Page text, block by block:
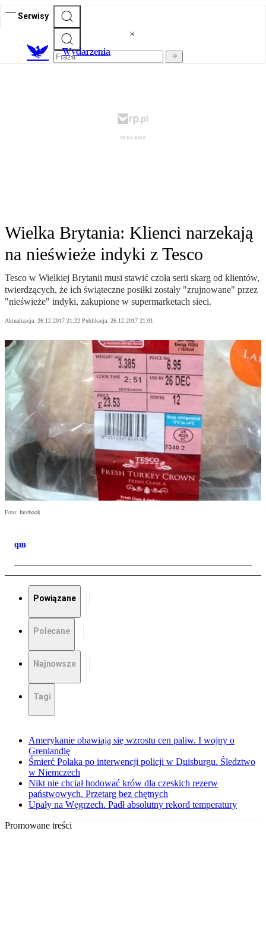
Serwisy
Wydarzenia
Wielka Brytania: Klienci narzekają
na nieświeże indyki z Tesco
Tesco w Wielkiej Brytanii musi stawić czoła serii skarg od klientów,
twierdzących, że ich świąteczne posiłki zostały "zrujnowane" przez
"nieświeże" indyki, zakupione w supermarketach sieci.
Aktualizacja: 26.12.2017 21:22 Publikacja: 26.12.2017 21:01
Foto: facebook
qm
Powiązane
Polecane
Najnowsze
Tagi
Amerykanie obawiają się wzrostu cen paliw. I wojny o
Grenlandię
Śmierć Polaka po interwencji policji w Duisburgu. Śledztwo
w Niemczech
Nikt nie chciał hodować krów dla czeskich rezerw
państwowych. Przetarg bez chętnych
Upały na Węgrzech. Padł absolutny rekord temperatury
Promowane treści